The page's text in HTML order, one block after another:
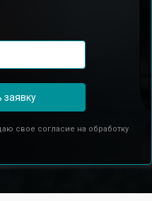
заявку
свое согласие на обработку